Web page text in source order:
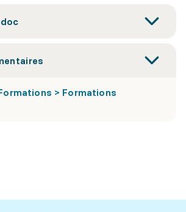
> Formations